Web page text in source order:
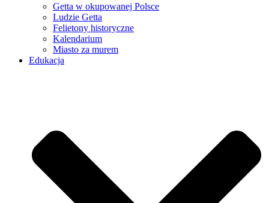
Getta w okupowanej Polsce
Ludzie Getta
Felietony historyczne
Kalendarium
Miasto za murem
Edukacja